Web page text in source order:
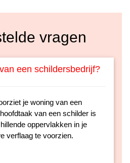
vragen
een schildersbedrijf?
je woning van een
van een schilder is
oppervlakken in je
verflaag te voorzien.